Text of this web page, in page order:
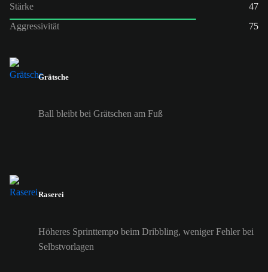
Stärke
47
Aggressivität
75
Grätsche
Ball bleibt bei Grätschen am Fuß
Raserei
Höheres Sprinttempo beim Dribbling, weniger Fehler bei
Selbstvorlagen